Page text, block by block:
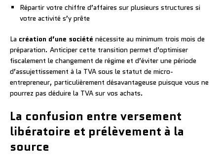
Répartir votre chiffre d’affaires sur plusieurs structures si
votre activité s’y prête
La création d’une société nécessite au minimum trois mois de
préparation. Anticiper cette transition permet d’optimiser
fiscalement le changement de régime et d’éviter une période
d’assujettissement à la TVA sous le statut de micro-
entrepreneur, particulièrement désavantageuse puisque vous ne
pourrez pas déduire la TVA sur vos achats.
La confusion entre versement
libératoire et prélèvement à la
source